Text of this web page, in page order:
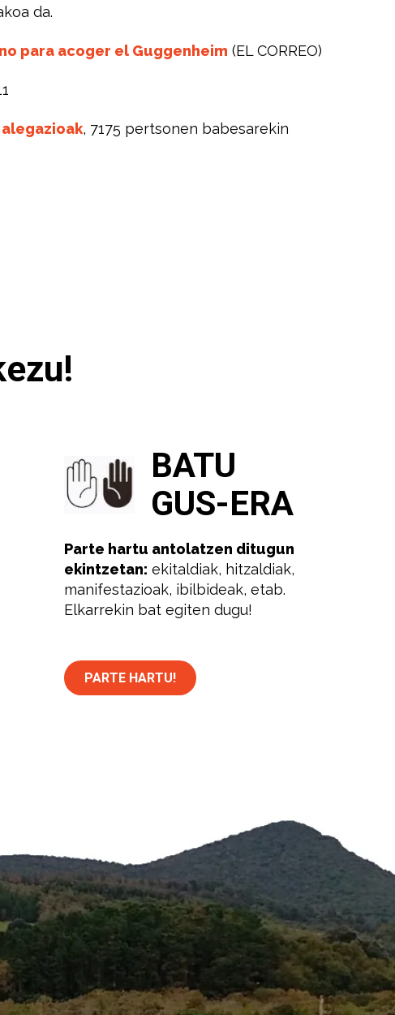
da.
para acoger el Guggenheim (EL CORREO)
, 7175 pertsonen babesarekin
BATU
GUS-ERA
Parte hartu antolatzen ditugun
ekintzetan: ekitaldiak, hitzaldiak,
manifestazioak, ibilbideak, etab.
Elkarrekin bat egiten dugu!
PARTE HARTU!